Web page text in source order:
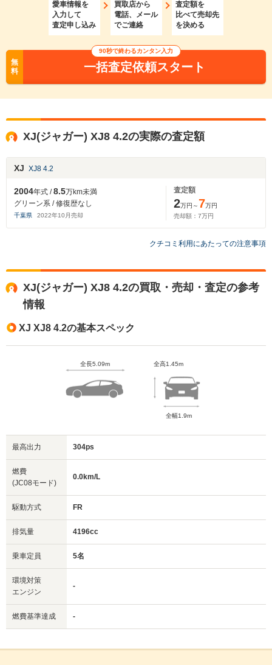
愛車情報を
入力して
査定申し込み
買取店から
電話、メール
でご連絡
査定額を
比べて売却先
を決める
無
料
90秒で終わるカンタン入力
一括査定依頼スタート
XJ(ジャガー) XJ8 4.2の実際の査定額
XJ XJ8 4.2
2004年式 /8.5万km未満
グリーン系 / 修復歴なし
千葉県 2022年10 月売却
査定額
2万円～7万円
売却額： 7万円
クチコミ利用にあたっての注意事項
XJ(ジャガー) XJ8 4.2の買取・売却・査定の参考
情報
XJ XJ8 4.2の基本スペック
全長5.09m 全高1.45m
全幅1.9m
最高出力 304ps
燃費
(JC08モード)
0.0km/L
駆動方式 FR
排気量 4196cc
乗車定員 5名
環境対策
エンジン
-
燃費基準達成 -